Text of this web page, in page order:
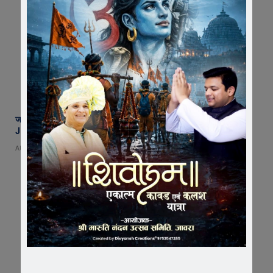
जावरा की माइलस्टोन अकैडमी का शानदार प्रदर्शन, 2 छात्र NEET और 2 छात्र
JEE में चयनित
AUGUST 7, 2026